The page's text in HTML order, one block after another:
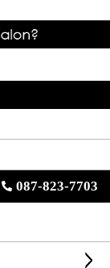
087-823-7703